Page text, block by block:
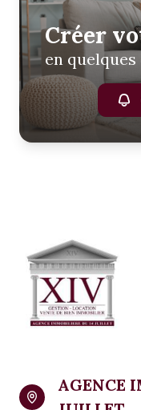
Créer
en
AGENCE